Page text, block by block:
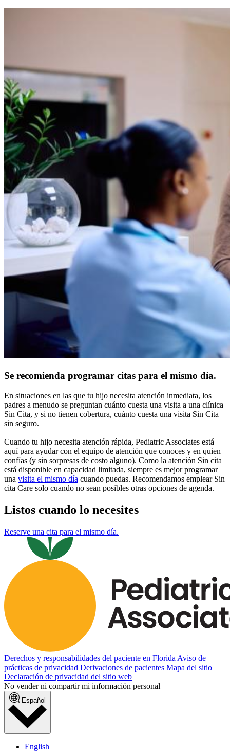
Se recomienda programar citas para el mismo día.
En situaciones en las que tu hijo necesita atención inmediata, los
padres a menudo se preguntan cuánto cuesta una visita a una clínica
Sin Cita, y si no tienen cobertura, cuánto cuesta una visita Sin Cita
sin seguro.
Cuando tu hijo necesita atención rápida, Pediatric Associates está
aquí para ayudar con el equipo de atención que conoces y en quien
confías (y sin sorpresas de costo alguno). Como la atención Sin cita
está disponible en capacidad limitada, siempre es mejor programar
una visita el mismo día cuando puedas. Recomendamos emplear Sin
cita Care solo cuando no sean posibles otras opciones de agenda.
Listos cuando lo necesites
Reserve una cita para el mismo día.
Derechos y responsabilidades del paciente en Florida Aviso de
prácticas de privacidad Derivaciones de pacientes Mapa del sitio
Declaración de privacidad del sitio web
No vender ni compartir mi información personal
Español
English